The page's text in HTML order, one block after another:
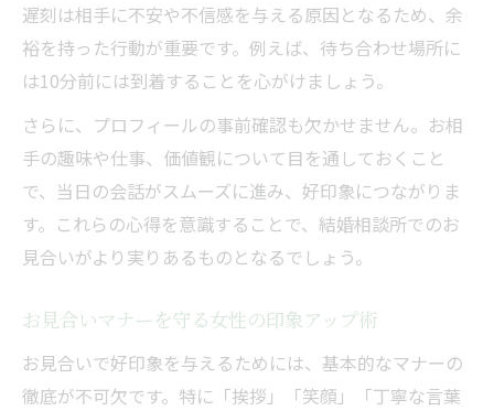
遅刻は相手に不安や不信感を与える原因となるため、余
裕を持った行動が重要です。例えば、待ち合わせ場所に
は10分前には到着することを心がけましょう。
さらに、プロフィールの事前確認も欠かせません。お相
手の趣味や仕事、価値観について目を通しておくこと
で、当日の会話がスムーズに進み、好印象につながりま
す。これらの心得を意識することで、結婚相談所でのお
見合いがより実りあるものとなるでしょう。
お見合いマナーを守る女性の印象アップ術
お見合いで好印象を与えるためには、基本的なマナーの
徹底が不可欠です。特に「挨拶」「笑顔」「丁寧な言葉